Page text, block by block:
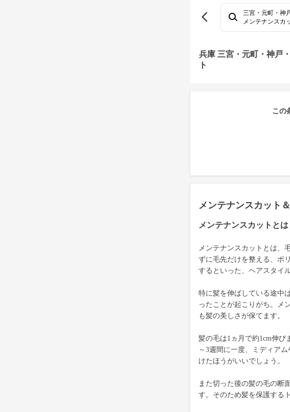
三宮・元町・神
メンテナンスカ
兵庫 三宮・元町・神戸
ト
この
メンテナンスカット
メンテナンスカットとは
メンテナンスカットとは、
ずに毛先だけを整える、ボ
するといった、ヘアスタイ
特に髪を伸ばしている途中
ったことが起こりがち。メ
も髪の美しさが保てます。
髪の毛は1ヵ月で約1cm伸
～3週間に一度、ミディア
けたほうがいいでしょう。
また切った後の髪の毛の断
す。そのため髪を保護する